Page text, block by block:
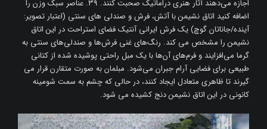
اجازه می‌دهند آثار هنری دراماتیک صحبت کنند. 39. عناصر سبک وزن را
اضافه کنید اتاق نشیمن با آتش، فرش و صندلی های سنتی (اعتبار تصویر:
آینده/جاناتان گوچ) یک فرش ایرانی آنتیک فضای استراحت در این اتاق
نشیمن را مشخص می کند. رنگ‌های غنی فرش‌ها و صندلی‌های سنتی به
گرما می‌افزایند و فرم‌های آن‌ها با یک مبل راحتی پوشیده شده از کتانی
طبیعی برای فضایی آرام جبران می‌شود. مبلمان به صورت متقارن قرار می
گیرند تا ظاهری متعادل ایجاد کنند، در حالی که چشم به سمت شومینه
کانونی در این اتاق نشیمن دنج کشیده می شود.